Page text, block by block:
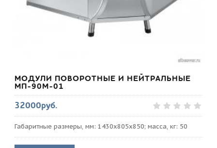
МОДУЛИ ПОВОРОТНЫЕ И НЕЙТРАЛЬНЫЕ
МП-90М-01
32000руб.
Габаритные размеры, мм: 1430x805x850; масса, кг: 50